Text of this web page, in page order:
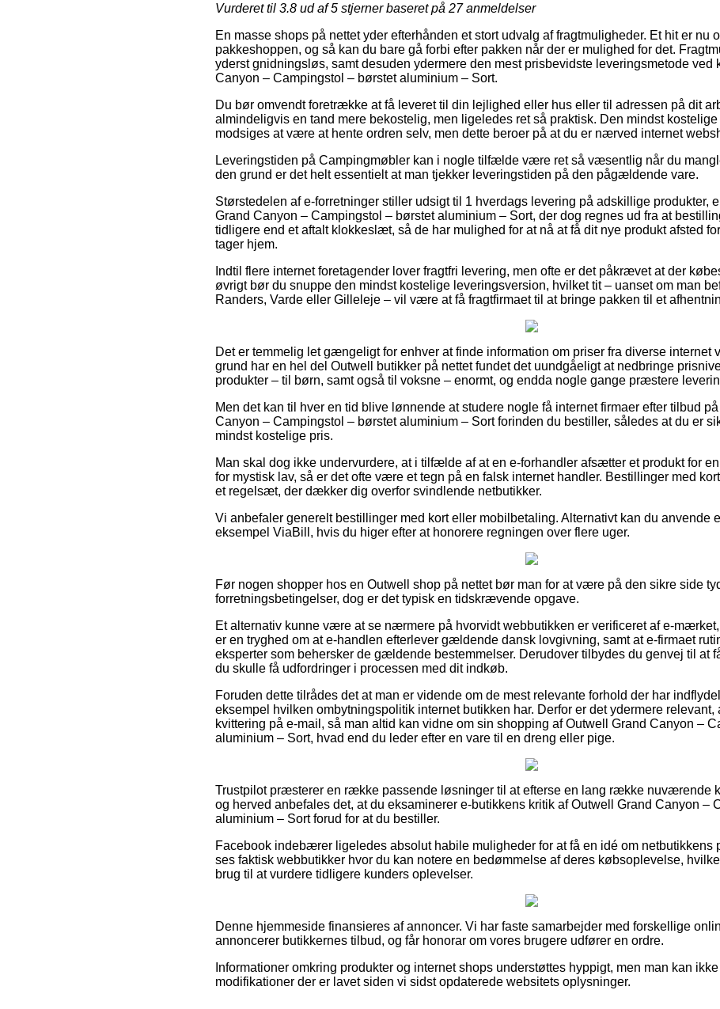
Vurderet til 3.8 ud af 5 stjerner baseret på 27anmeldelser
En masse shops på nettet yder efterhånden et stort udvalg af fragtmuligheder. Et hit er nu
pakkeshoppen, og så kan du bare gå forbi efter pakken når der er mulighed for det.
yderst gnidningsløs, samt desuden ydermere den mest prisbevidste leveringsmetode ved
Canyon – Campingstol – børstet aluminium – Sort.
Du bør omvendt foretrække at få leveret til din lejlighed eller hus eller til adressen på dit
almindeligvis en tand mere bekostelig, men ligeledes ret så praktisk. Den mindst
modsiges at være at hente ordren selv, men dette beroer på at du er nærved internet
Leveringstiden på Campingmøbler kan i nogle tilfælde være ret så væsentlig når du
den grund er det helt essentielt at man tjekker leveringstiden på den pågældende vare.
Størstedelen af e-forretninger stiller udsigt til 1 hverdags levering på adskillige produkter,
Grand Canyon – Campingstol – børstet aluminium – Sort, der dog regnes ud fra at
tidligere end et aftalt klokkeslæt, så de har mulighed for at nå at få dit nye produkt afsted
tager hjem.
Indtil flere internet foretagender lover fragtfri levering, men ofte er det påkrævet at der
øvrigt bør du snuppe den mindst kostelige leveringsversion, hvilket tit – uanset om man
Randers, Varde eller Gilleleje – vil være at få fragtfirmaet til at bringe pakken til et
Det er temmelig let gængeligt for enhver at finde information om priser fra diverse internet
grund har en hel del Outwell butikker på nettet fundet det uundgåeligt at nedbringe
produkter – til børn, samt også til voksne – enormt, og endda nogle gange præstere
Men det kan til hver en tid blive lønnende at studere nogle få internet firmaer efter tilbud
Canyon – Campingstol – børstet aluminium – Sort forinden du bestiller, således at du er
mindst kostelige pris.
Man skal dog ikke undervurdere, at i tilfælde af at en e-forhandler afsætter et produkt for
for mystisk lav, så er det ofte være et tegn på en falsk internet handler. Bestillinger med
et regelsæt, der dækker dig overfor svindlende netbutikker.
Vi anbefaler generelt bestillinger med kort eller mobilbetaling. Alternativt kan du anvende
eksempel ViaBill, hvis du higer efter at honorere regningen over flere uger.
Før nogen shopper hos en Outwell shop på nettet bør man for at være på den sikre side
forretningsbetingelser, dog er det typisk en tidskrævende opgave.
Et alternativ kunne være at se nærmere på hvorvidt webbutikken er verificeret af e-
er en tryghed om at e-handlen efterlever gældende dansk lovgivning, samt at e-firmaet
eksperter som behersker de gældende bestemmelser. Derudover tilbydes du genvej til at
du skulle få udfordringer i processen med dit indkøb.
Foruden dette tilrådes det at man er vidende om de mest relevante forhold der har
eksempel hvilken ombytningspolitik internet butikken har. Derfor er det ydermere relevant,
kvittering på e-mail, så man altid kan vidne om sin shopping af Outwell Grand Canyon –
aluminium – Sort, hvad end du leder efter en vare til en dreng eller pige.
Trustpilot præsterer en række passende løsninger til at efterse en lang række nuværende
og herved anbefales det, at du eksaminerer e-butikkens kritik af Outwell Grand Canyon –
aluminium – Sort forud for at du bestiller.
Facebook indebærer ligeledes absolut habile muligheder for at få en idé om netbutikkens
ses faktisk webbutikker hvor du kan notere en bedømmelse af deres købsoplevelse,
brug til at vurdere tidligere kunders oplevelser.
Denne hjemmeside finansieres af annoncer. Vi har faste samarbejder med forskellige
annoncerer butikkernes tilbud, og får honorar om vores brugere udfører en ordre.
Informationer omkring produkter og internet shops understøttes hyppigt, men man kan
modifikationer der er lavet siden vi sidst opdaterede websitets oplysninger.